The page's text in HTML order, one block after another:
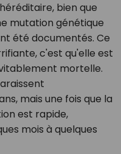
bien que
mutation génétique
été documentés. Ce
c'est qu'elle est
mortelle.
mais une fois que la
est rapide,
mois à quelques